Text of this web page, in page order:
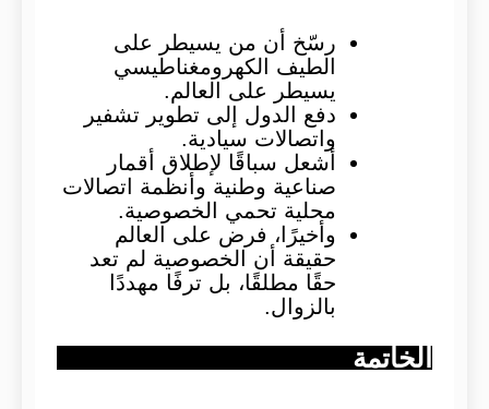
رسّخ أن من يسيطر على
الطيف الكهرومغناطيسي
يسيطر على العالم.
دفع الدول إلى تطوير تشفير
واتصالات سيادية.
أشعل سباقًا لإطلاق أقمار
صناعية وطنية وأنظمة اتصالات
محلية تحمي الخصوصية.
وأخيرًا، فرض على العالم
حقيقة أن الخصوصية لم تعد
حقًا مطلقًا، بل ترفًا مهددًا
بالزوال.
الخاتمة